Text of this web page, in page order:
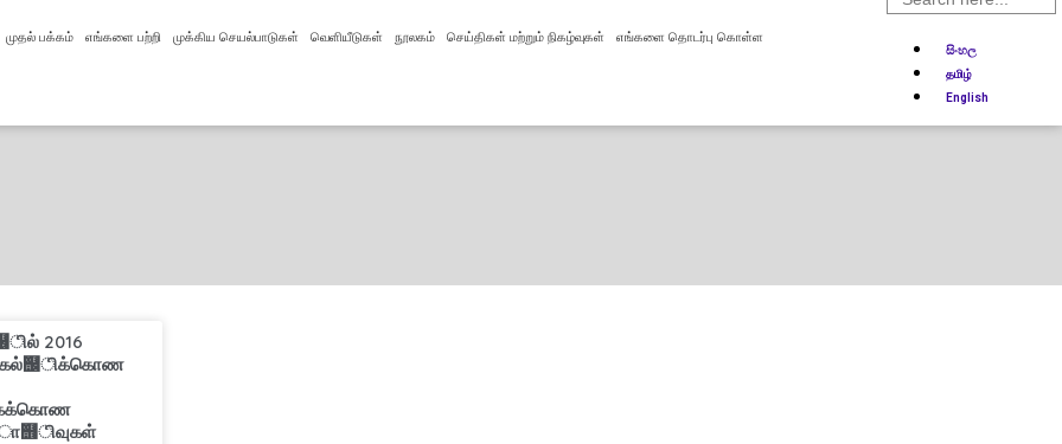
முதல் பக்கம் எங்களை பற்றி முக்கிய செயல்பாடுகள் வெளியீடுகள் நூலகம் செய்திகள் மற்றும் நிகழ்வுகள் எங்களை தொடர்பு கொள்ள
for:
සිංහල
தமிழ்
English
2016
கல்஬ிக்கொண